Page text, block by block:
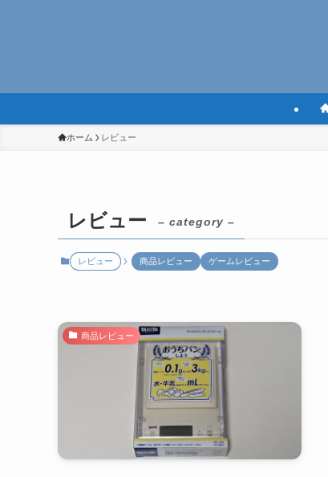
ホーム レビュー
レビュー – category –
レビュー 商品レビュー ゲームレビュー
商品レビュー